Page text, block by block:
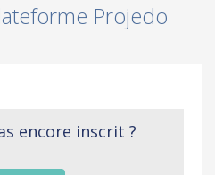
Projedo
encore inscrit ?